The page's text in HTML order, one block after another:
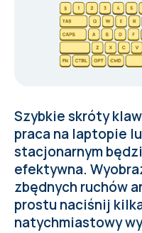
Szybkie skróty
praca na laptopie
stacjonarnym
efektywna.
zbędnych ruchów
prostu naciśnij
natychmiastowy